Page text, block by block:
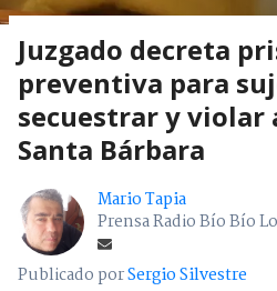
Juzgado decreta
preventiva para
secuestrar y violar
Santa Bárbara
Mario Tapia
Prensa Radio Bío Bío
Publicado porSergio Silvestre